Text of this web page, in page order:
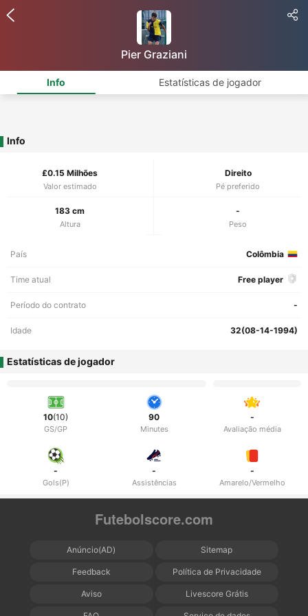
Pier Graziani
Info Estatísticas de jogador
Info
£0.15 Milhões
Valor estimado
Direito
Pé preferido
183 cm
Altura
-
Peso
País Colômbia
Time atual Free player
Período do contrato -
Idade 32(08-14-1994)
Estatísticas de jogador
10(10)
GS/GP
90
Minutes
-
Avaliação média
-
Gols(P)
-
Assistências
-
Amarelo/Vermelho
Futebolscore.com
Anúncio(AD) Sitemap
Feedback Política de Privacidade
Aviso Livescore Grátis